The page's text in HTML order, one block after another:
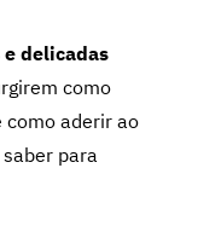
delicadas
como
como aderir ao
para